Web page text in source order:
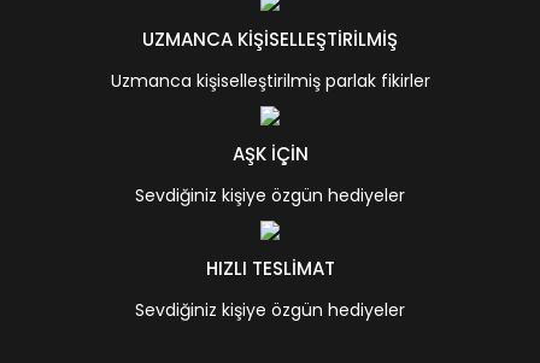
UZMANCA KİŞİSELLEŞTİRİLMİŞ
Uzmanca kişiselleştirilmiş parlak fikirler
AŞK İÇİN
Sevdiğiniz kişiye özgün hediyeler
HIZLI TESLİMAT
Sevdiğiniz kişiye özgün hediyeler